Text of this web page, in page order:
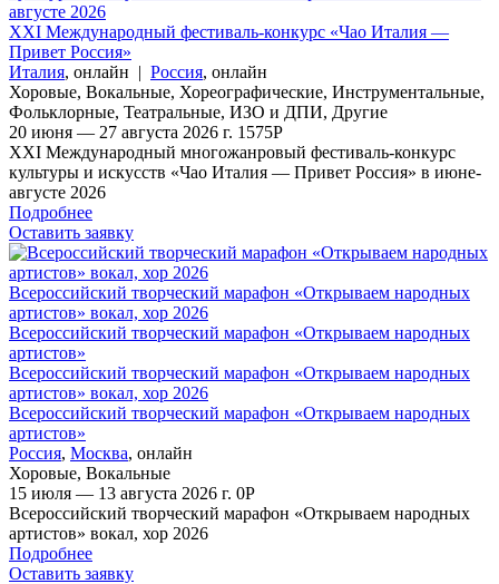
августе 2026
XXI Международный фестиваль-конкурс «Чао Италия —
Привет Россия»
Италия, онлайн | Россия, онлайн
Хоровые, Вокальные, Хореографические, Инструментальные,
Фольклорные, Театральные, ИЗО и ДПИ, Другие
20 июня — 27 августа 2026 г. 1575Р
XXI Международный многожанровый фестиваль-конкурс
культуры и искусств «Чао Италия — Привет Россия» в июне-
августе 2026
Подробнее
Оставить заявку
Всероссийский творческий марафон «Открываем народных
артистов» вокал, хор 2026
Всероссийский творческий марафон «Открываем народных
артистов»
Всероссийский творческий марафон «Открываем народных
артистов» вокал, хор 2026
Всероссийский творческий марафон «Открываем народных
артистов»
Россия, Москва, онлайн
Хоровые, Вокальные
15 июля — 13 августа 2026 г. 0Р
Всероссийский творческий марафон «Открываем народных
артистов» вокал, хор 2026
Подробнее
Оставить заявку